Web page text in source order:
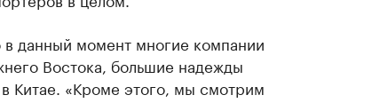
данный момент многие компании
Востока, большие надежды
Китае. «Кроме этого, мы смотрим